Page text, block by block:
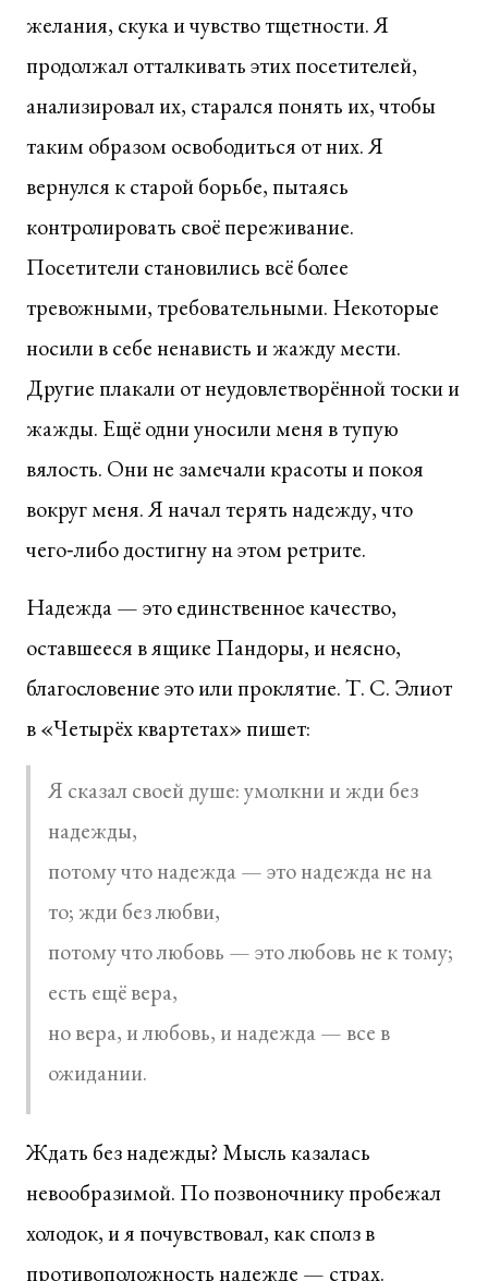
желания, скука и чувство тщетности. Я
продолжал отталкивать этих посетителей,
анализировал их, старался понять их, чтобы
таким образом освободиться от них. Я
вернулся к старой борьбе, пытаясь
контролировать своё переживание.
Посетители становились всё более
тревожными, требовательными. Некоторые
носили в себе ненависть и жажду мести.
Другие плакали от неудовлетворённой тоски и
жажды. Ещё одни уносили меня в тупую
вялость. Они не замечали красоты и покоя
вокруг меня. Я начал терять надежду, что
чего‑либо достигну на этом ретрите.
Надежда — это единственное качество,
оставшееся в ящике Пандоры, и неясно,
благословение это или проклятие. Т. С. Элиот
в «Четырёх квартетах» пишет:
Я сказал своей душе: умолкни и жди без
надежды,
потому что надежда — это надежда не на
то; жди без любви,
потому что любовь — это любовь не к тому;
есть ещё вера,
но вера, и любовь, и надежда — все в
ожидании.
Ждать без надежды? Мысль казалась
невообразимой. По позвоночнику пробежал
холодок, и я почувствовал, как сполз в
противоположность надежде — страх.